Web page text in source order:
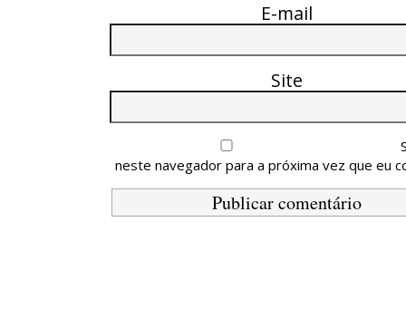
E-mail
Site
neste navegador para a próxima vez que eu